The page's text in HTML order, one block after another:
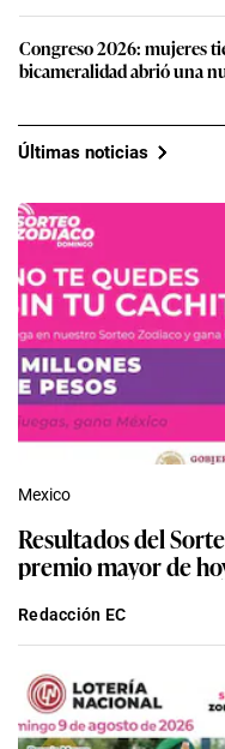
Congreso 2026: mujeres
bicameralidad abrió una
Últimas noticias
Mexico
Resultados del
premio mayor de
Redacción EC